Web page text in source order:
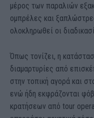
μέρος των παραλιών
ομπρέλες και
ολοκληρωθεί οι
Όπως τονίζει, η
διαμαρτυρίες από
στην τοπική αγορά και
ενώ ήδη εκφράζονται
κρατήσεων από tour